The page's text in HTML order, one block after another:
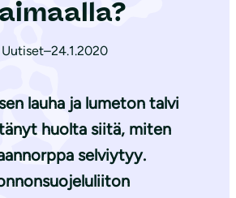
Uutiset–24.1.2020
lauha ja lumeton talvi
huolta siitä, miten
selviytyy.